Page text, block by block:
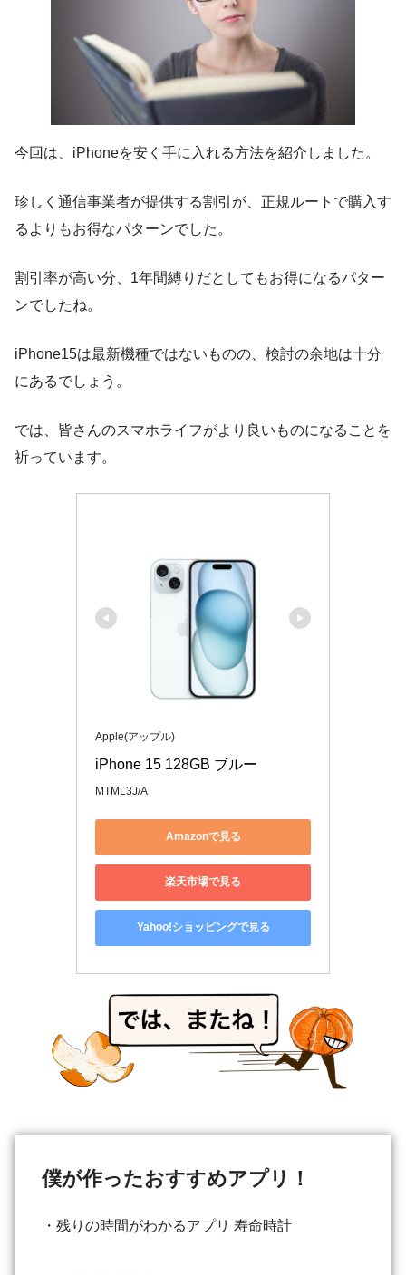
今回は、iPhoneを安く手に入れる方法を紹介しました。
珍しく通信事業者が提供する割引が、正規ルートで購入す
るよりもお得なパターンでした。
割引率が高い分、1年間縛りだとしてもお得になるパター
ンでしたね。
iPhone15は最新機種ではないものの、検討の余地は十分
にあるでしょう。
では、皆さんのスマホライフがより良いものになることを
祈っています。
Apple(アップル)
iPhone 15 128GB ブルー
MTML3J/A
Amazonで見る
楽天市場で見る
Yahoo!ショッピングで見る
僕が作ったおすすめアプリ！
・残りの時間がわかるアプリ 寿命時計